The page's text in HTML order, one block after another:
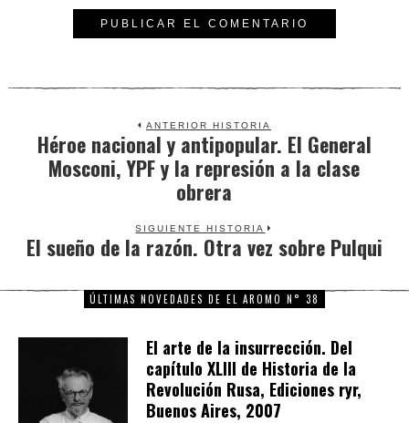
ANTERIOR HISTORIA
Previous
post:
Héroe nacional y antipopular. El General
Mosconi, YPF y la represión a la clase
obrera
SIGUIENTE HISTORIA
Next
El sueño de la razón. Otra vez sobre Pulqui
ÚLTIMAS NOVEDADES DE EL AROMO N° 38
El arte de la insurrección. Del
capítulo XLIII de Historia de la
Revolución Rusa, Ediciones ryr,
Buenos Aires, 2007